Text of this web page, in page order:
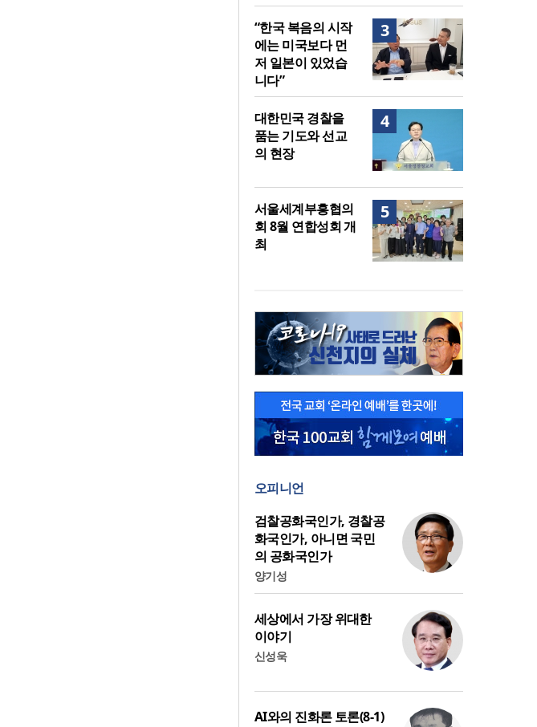
3
“한국 복음의 시작
에는 미국보다 먼
저 일본이 있었습
니다”
4
대한민국 경찰을
품는 기도와 선교
의 현장
5
서울세계부흥협의
회 8월 연합성회 개
최
오피니언
검찰공화국인가, 경찰공
화국인가, 아니면 국민
의 공화국인가
양기성
세상에서 가장 위대한
이야기
신성욱
AI와의 진화론 토론(8-1)